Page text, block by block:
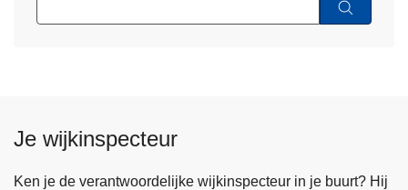
Je wijkinspecteur
Ken je de verantwoordelijke wijkinspecteur in je buurt? Hij